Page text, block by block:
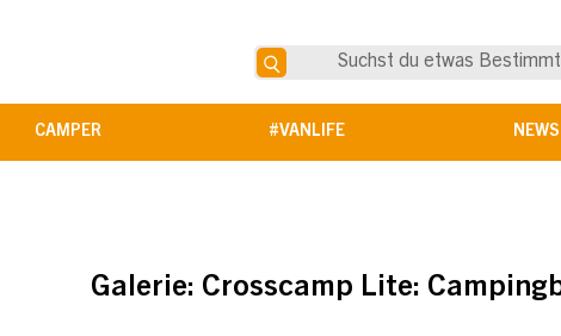
CAMPER #VANLIFE
Galerie: Crosscamp Lite: